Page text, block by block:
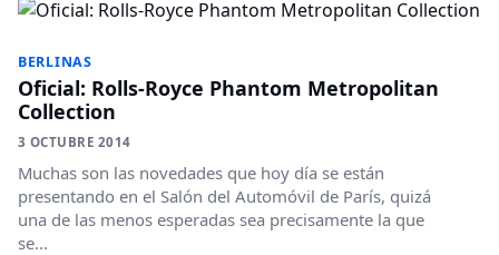
BERLINAS
Oficial: Rolls-Royce Phantom Metropolitan
Collection
3 OCTUBRE 2014
Muchas son las novedades que hoy día se están
presentando en el Salón del Automóvil de París, quizá
una de las menos esperadas sea precisamente la que
se...